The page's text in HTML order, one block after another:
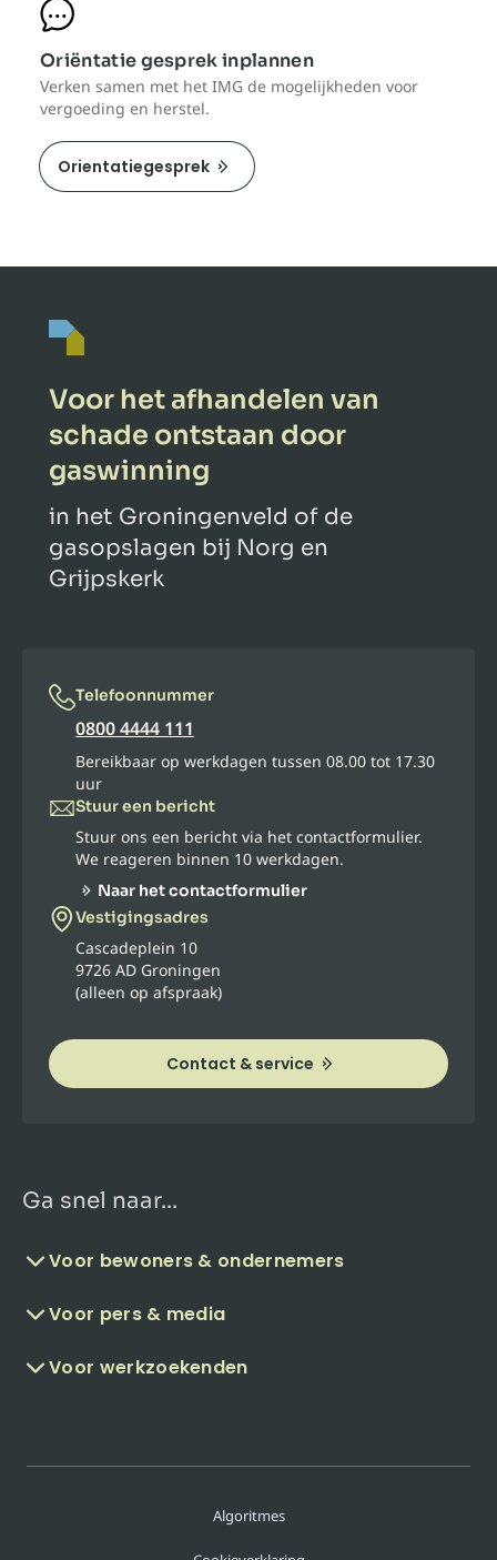
Oriëntatie gesprek inplannen
Verken samen met het IMG de mogelijkheden voor
vergoeding en herstel.
Orientatiegesprek
Voor het afhandelen van
schade ontstaan door
gaswinning
in het Groningenveld of de
gasopslagen bij Norg en
Grijpskerk
Telefoonnummer
0800 4444 111
Bereikbaar op werkdagen tussen 08.00 tot 17.30
uur
Stuur een bericht
Stuur ons een bericht via het contactformulier.
We reageren binnen 10 werkdagen.
Naar het contactformulier
Vestigingsadres
Cascadeplein 10
9726 AD Groningen
(alleen op afspraak)
Contact & service
Ga snel naar...
Voor bewoners & ondernemers
Voor pers & media
Voor werkzoekenden
Algoritmes